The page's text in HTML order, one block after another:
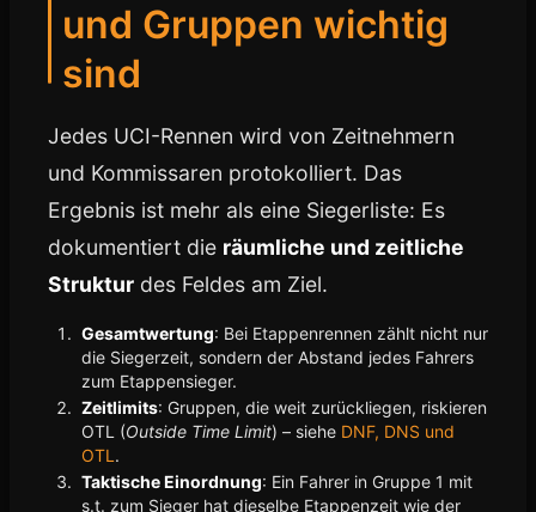
und Gruppen wichtig
sind
Jedes UCI-Rennen wird von Zeitnehmern
und Kommissaren protokolliert. Das
Ergebnis ist mehr als eine Siegerliste: Es
dokumentiert die räumliche und zeitliche
Struktur des Feldes am Ziel.
Gesamtwertung: Bei Etappenrennen zählt nicht nur
die Siegerzeit, sondern der Abstand jedes Fahrers
zum Etappensieger.
Zeitlimits: Gruppen, die weit zurückliegen, riskieren
OTL (Outside Time Limit) – siehe DNF, DNS und
OTL .
Taktische Einordnung: Ein Fahrer in Gruppe 1 mit
s.t. zum Sieger hat dieselbe Etappenzeit wie der